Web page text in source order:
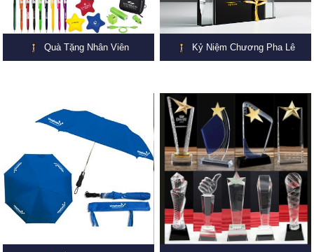
Quà Tặng Nhân Viên Kỷ Niệm Chương Pha Lê